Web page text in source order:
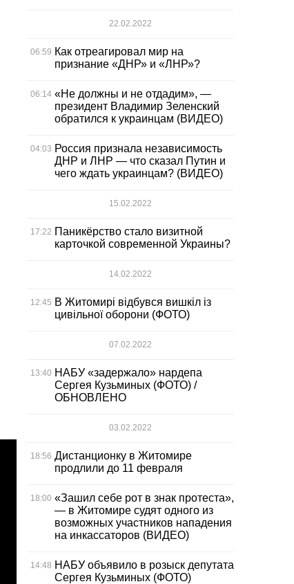
22.02.2022
06:59 Как отреагировал мир на
признание «ДНР» и «ЛНР»?
06:14 «Не должны и не отдадим», —
президент Владимир Зеленский
обратился к украинцам (ВИДЕО)
04:03 Россия признала независимость
ДНР и ЛНР — что сказал Путин и
чего ждать украинцам? (ВИДЕО)
15.02.2022
17:22 Паникёрство стало визитной
карточкой современной Украины?
14.02.2022
12:45 В Житомирі відбувся вишкіл із
цивільної оборони (ФОТО)
07.02.2022
13:40 НАБУ «задержало» нардепа
Сергея Кузьминых (ФОТО) /
ОБНОВЛЕНО
03.02.2022
18:56 Дистанционку в Житомире
продлили до 11 февраля
18:00 «Зашил себе рот в знак протеста»,
— в Житомире судят одного из
возможных участников нападения
на инкассаторов (ВИДЕО)
14:48 НАБУ объявило в розыск депутата
Сергея Кузьминых (ФОТО)